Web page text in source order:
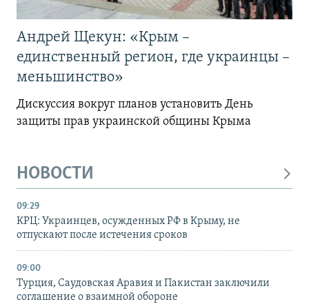
Андрей Щекун: «Крым –
единственный регион, где украинцы –
меньшинство»
Дискуссия вокруг планов установить День
защиты прав украинской общины Крыма
НОВОСТИ
09:29
КРЦ: Украинцев, осужденных РФ в Крыму, не
отпускают после истечения сроков
09:00
Турция, Саудовская Аравия и Пакистан заключили
соглашение о взаимной обороне